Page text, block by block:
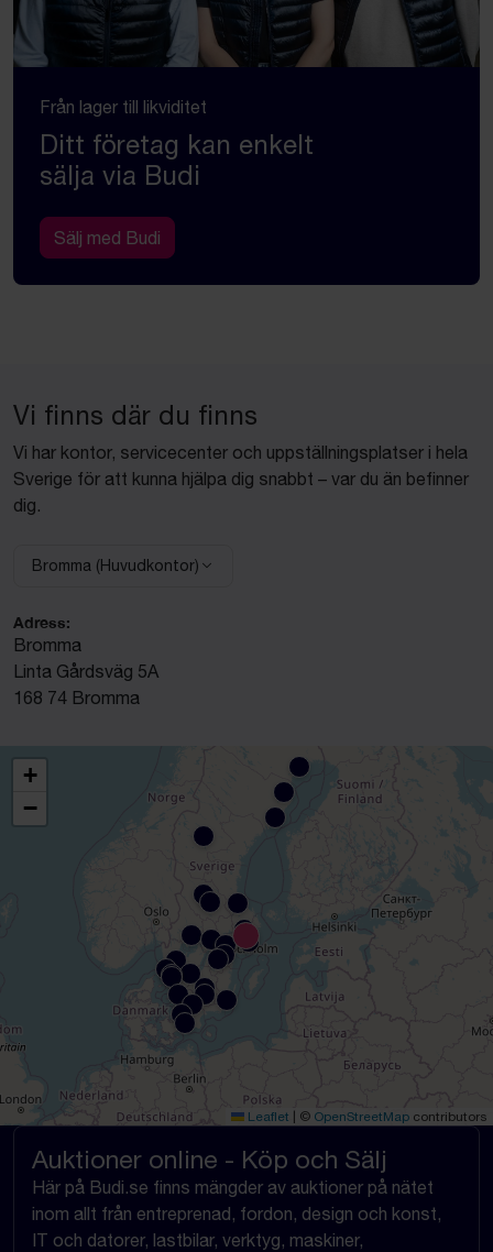
Från lager till likviditet
Ditt företag kan enkelt
sälja via Budi
Sälj med Budi
Vi finns där du finns
Vi har kontor, servicecenter och uppställningsplatser i hela
Sverige för att kunna hjälpa dig snabbt – var du än befinner
dig.
Välj anläggning:
Bromma (Huvudkontor)
Adress:
Bromma
Linta Gårdsväg 5A
168 74 Bromma
+
−
Leaflet | © OpenStreetMap contributors
Auktioner online - Köp och Sälj
Här på Budi.se finns mängder av auktioner på nätet
inom allt från entreprenad, fordon, design och konst,
IT och datorer, lastbilar, verktyg, maskiner,